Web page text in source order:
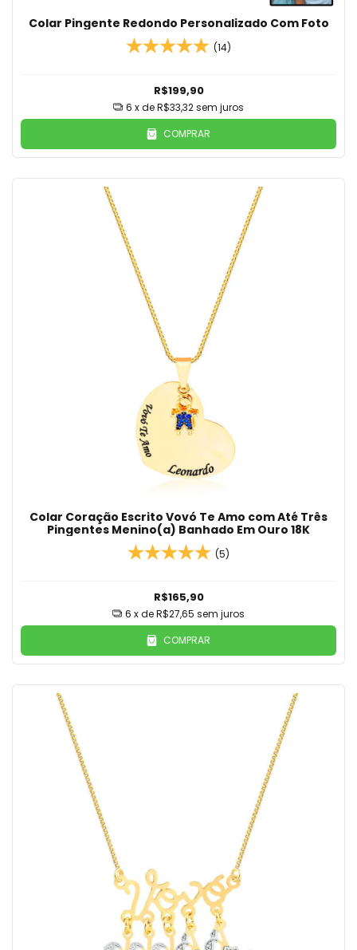
Colar Pingente Redondo Personalizado Com Foto
(14)
R$199,90
6 x deR$33,32sem juros
COMPRAR
Colar Coração Escrito Vovó Te Amo com Até Três
Pingentes Menino(a) Banhado Em Ouro 18K
(5)
R$165,90
6 x deR$27,65 sem juros
COMPRAR